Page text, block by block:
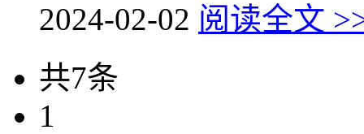
2024-02-02 阅读全文
共7条
1